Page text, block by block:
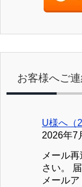
お客様へご
U様へ（
2026年7
メール
さい。
メール